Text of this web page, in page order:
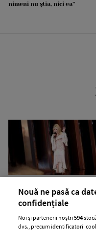
nimeni nu știa, nici ea”
Dolly Parton și-a anulat
rezidența în Las Vegas. Cu ce
probleme de sănătate se
confruntă artista
Nouă ne pasă ca
confidențiale
Noi și partenerii noștri594
dvs., precum identificatorii